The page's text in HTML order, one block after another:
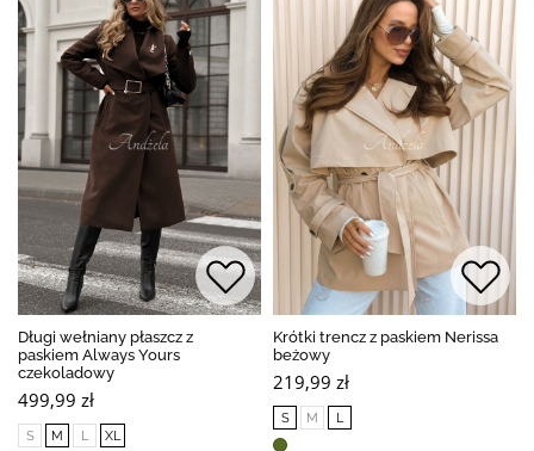
Długi wełniany płaszcz z
paskiem Always Yours
czekoladowy
499,99 zł
S M L XL
Krótki trencz z paskiem Nerissa
beżowy
219,99 zł
S M L